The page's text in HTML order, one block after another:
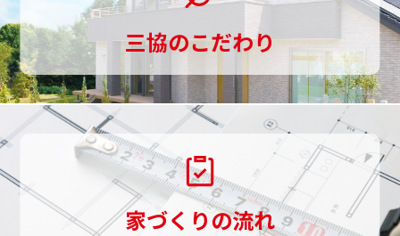
て
お
手
し
三協のこだわり
家づくりの流れ